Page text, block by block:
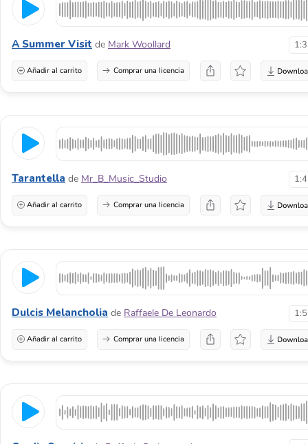
A Summer Visit de Mark Woollard
Añadir al carrito Comprar una licencia
Tarantella de Mr_B_Music_Studio
Añadir al carrito Comprar una licencia
Dulcis Melancholia de Raffaele De Leonardo
Añadir al carrito Comprar una licencia